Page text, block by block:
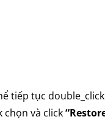
tiếp tục
và click